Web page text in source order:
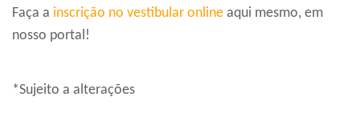
Faça a inscrição no vestibular online aqui mesmo, em
nosso portal!
*Sujeito a alterações